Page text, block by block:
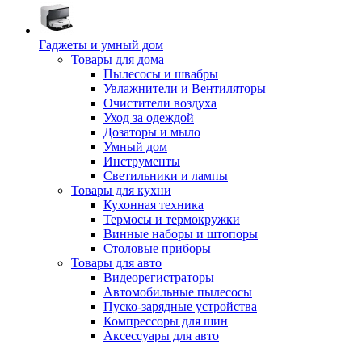
Гаджеты и умный дом
Товары для дома
Пылесосы и швабры
Увлажнители и Вентиляторы
Очистители воздуха
Уход за одеждой
Дозаторы и мыло
Умный дом
Инструменты
Светильники и лампы
Товары для кухни
Кухонная техника
Термосы и термокружки
Винные наборы и штопоры
Столовые приборы
Товары для авто
Видеорегистраторы
Автомобильные пылесосы
Пуско-зарядные устройства
Компрессоры для шин
Аксессуары для авто